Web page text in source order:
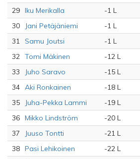
29 Iku Merikalla -1 L
30
Jani Petäjäniemi -1 L
31 Samu Joutsi -1 L
32 Tomi Mäkinen -12 L
33
Juho Saravo -15 L
34 Aki Ronkainen -18 L
35
Juha-Pekka Lammi -19 L
36 Mikko Lindström -20 L
37
Juuso Tontti -21 L
38 Pasi Lehikoinen -22 L